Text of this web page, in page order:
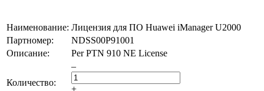
Наименование: Лицензия для ПО Huawei iManager U2000
Партномер:
NDSS00P91001
Описание:
Per PTN 910 NE License
Количество:
–
+